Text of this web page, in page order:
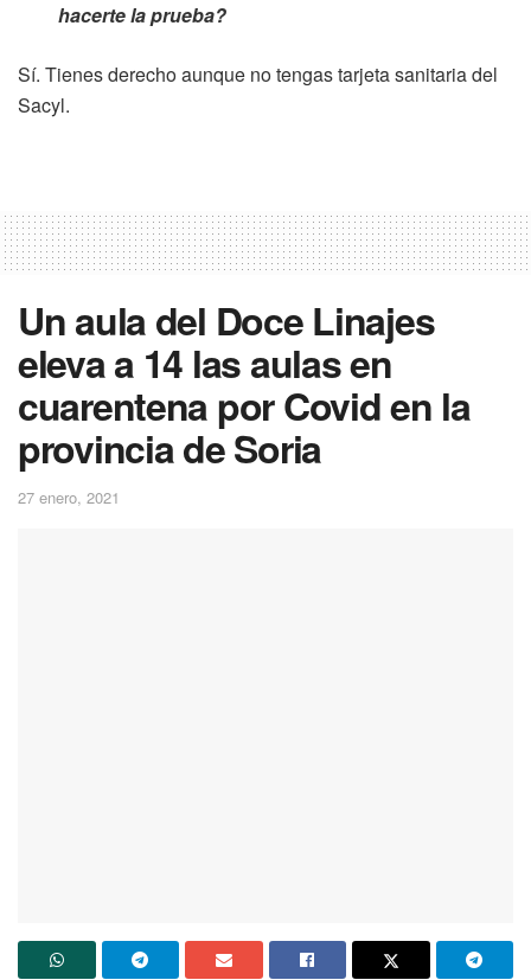
hacerte la prueba?
Sí. Tienes derecho aunque no tengas tarjeta sanitaria del
Sacyl.
Un aula del Doce Linajes
eleva a 14 las aulas en
cuarentena por Covid en la
provincia de Soria
27 enero, 2021